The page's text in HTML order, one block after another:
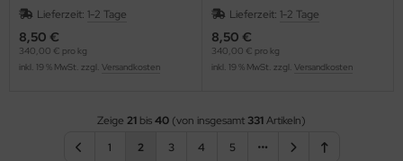
Lieferzeit: 1-2 Tage
8,50 €
340,00 € pro kg
inkl. 19 % MwSt. zzgl. Versandkosten
Lieferzeit: 1-2 Tage
8,50 €
340,00 € pro kg
inkl. 19 % MwSt. zzgl. Versandkosten
Zeige 21 bis40 (von insgesamt 331Artikeln)
1
2 3 4 5